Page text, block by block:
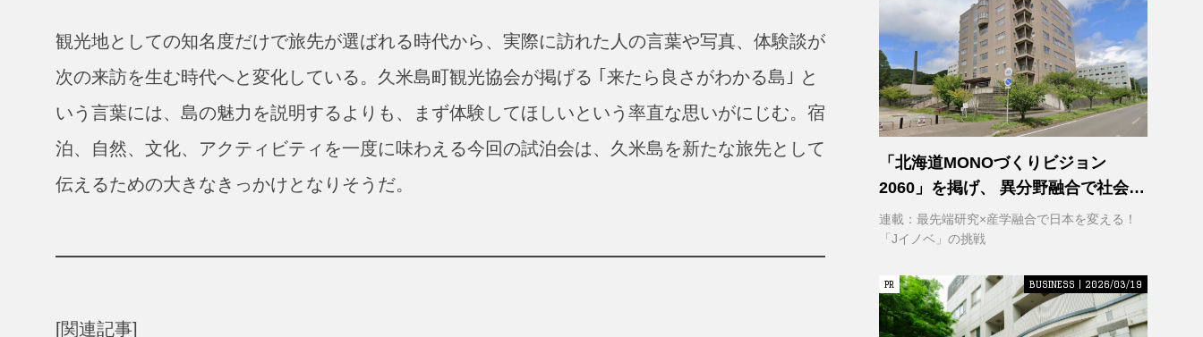
観光地としての知名度だけで旅先が選ばれる時代から、実際に訪れた人の言葉や写真、体験談が
次の来訪を生む時代へと変化している。久米島町観光協会が掲げる ｢来たら良さがわかる島｣ と
いう言葉には、島の魅力を説明するよりも、まず体験してほしいという率直な思いがにじむ。宿
泊、自然、文化、アクティビティを一度に味わえる今回の試泊会は、久米島を新たな旅先として
伝えるための大きなきっかけとなりそうだ。
[関連記事]
「北海道MONOづくりビジョン
2060」を掲げ、 異分野融合で社会変
革に挑む 室蘭工業大学 クリエイティ
ブコラボレーションセンター
連載：最先端研究×産学融合で日本を変える！
「Jイノベ」の挑戦
PR
PR BUSINESS | 2026/03/19